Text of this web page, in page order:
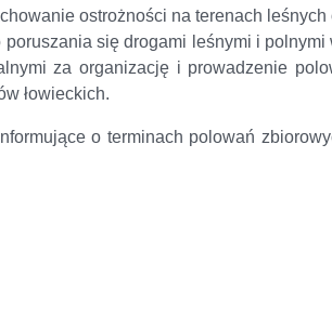
ostrożności na terenach
się drogami leśnymi i polnymi
za organizację i prowadzenie
łowieckich.
o terminach polowań